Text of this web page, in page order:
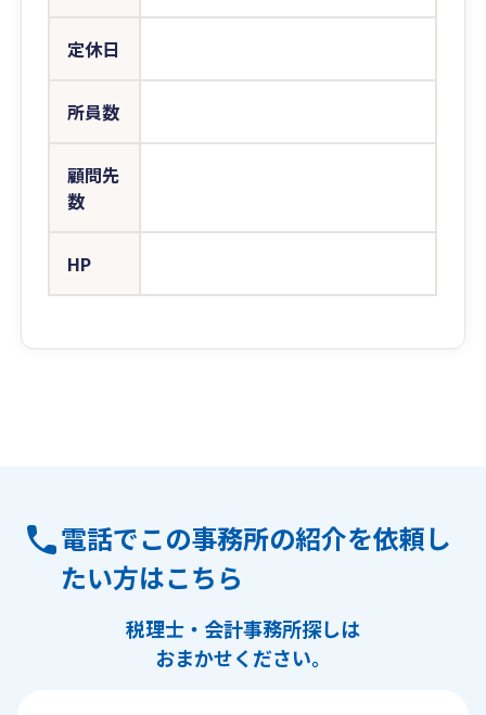
定休日
所員数
顧問先
数
HP
電話でこの事務所の紹介を依頼し
たい方はこちら
税理士・会計事務所探しは
おまかせください。